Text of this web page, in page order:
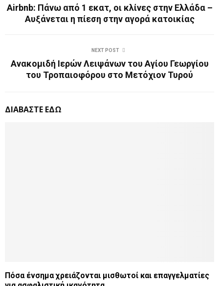
Airbnb: Πάνω από 1 εκατ, οι κλίνες στην Ελλάδα –
Αυξάνεται η πίεση στην αγορά κατοικίας
NEXT POST
Ανακομιδή Ιερών Λειψάνων του Αγίου Γεωργίου
του Τροπαιοφόρου στο Μετόχιον Τυρού
ΔΙΑΒΑΣΤΕ ΕΔΩ
Πόσα ένσημα χρειάζονται μισθωτοί και επαγγελματίες